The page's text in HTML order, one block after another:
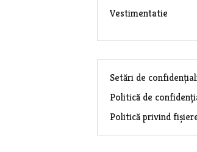
Vestimentatie
Setări de
Politică de
Politică privind